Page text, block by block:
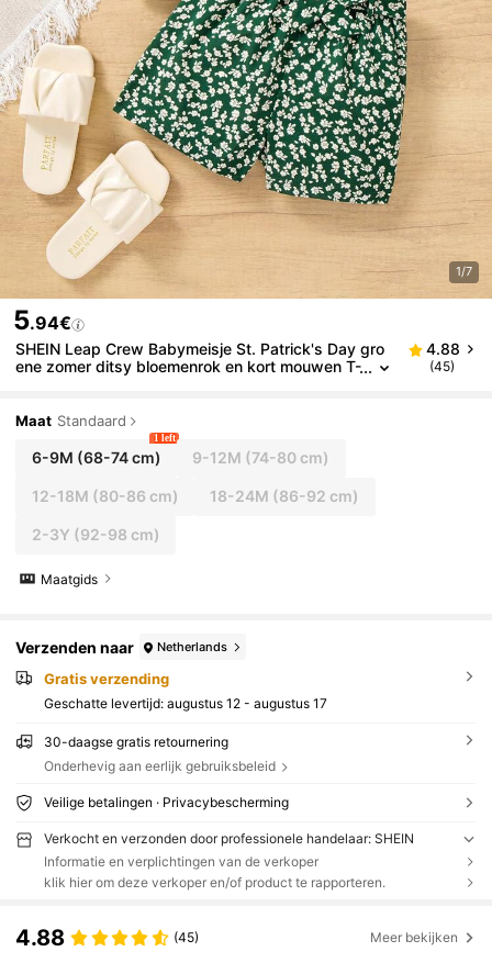
1/7
5.94€
SHEIN Leap Crew Babymeisje St. Patrick's Day gro
ene zomer ditsy bloemenrok en kort mouwen T-
4.88
(45)
Maat Standaard
6-9M (68-74 cm)
1 left
9-12M (74-80 cm)
12-18M (80-86 cm) 18-24M (86-92 cm)
2-3Y (92-98 cm)
Maatgids
Verzenden naar Netherlands
Gratis verzending
Geschatte levertijd: augustus 12 - augustus 17
30-daagse gratis retournering
Onderhevig aan eerlijk gebruiksbeleid
Veilige betalingen · Privacybescherming
Verkocht en verzonden door professionele handelaar: SHEIN
Informatie en verplichtingen van de verkoper
klik hier om deze verkoper en/of product te rapporteren.
4.88 (45) Meer bekijken